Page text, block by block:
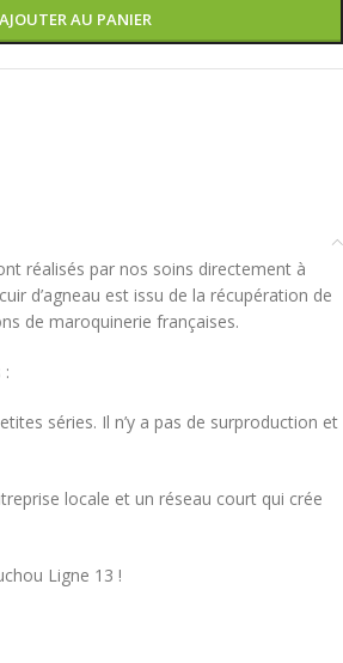
AJOUTER AU PANIER
réalisés par nos soins directement à
d’agneau est issu de la récupération de
de maroquinerie françaises.
:
séries. Il n’y a pas de surproduction et
locale et un réseau court qui crée
Ligne 13 !